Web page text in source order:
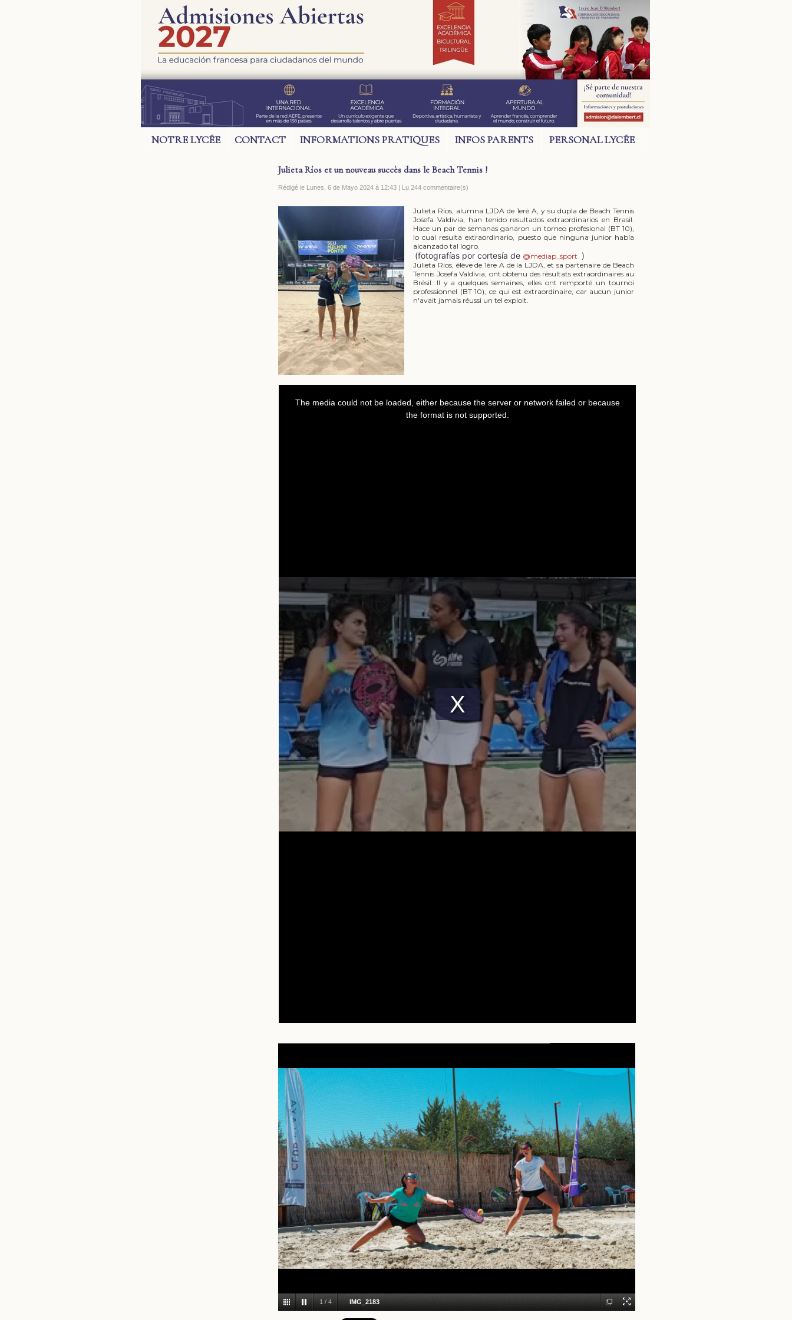
NOTRE LYCÉE CONTACT INFORMATIONS PRATIQUES INFOS PARENTS PERSONAL LYCÉE
Julieta Ríos et un nouveau succès dans le Beach Tennis !
Rédigé le Lunes, 6 de Mayo 2024 à 12:43 | Lu 244 commentaire(s)
Julieta Ríos, alumna LJDA de 1erè A, y su dupla de Beach Tennis
Josefa Valdivia, han tenido resultados extraordinarios en Brasil.
Hace un par de semanas ganaron un torneo profesional (BT 10),
lo cual resulta extraordinario, puesto que ninguna junior había
alcanzado tal logro.
(fotografías por cortesía de @mediap_sport )
Julieta Rios, élève de 1ère A de la LJDA, et sa partenaire de Beach
Tennis Josefa Valdivia, ont obtenu des résultats extraordinaires au
Brésil. Il y a quelques semaines, elles ont remporté un tournoi
professionnel (BT 10), ce qui est extraordinaire, car aucun junior
n'avait jamais réussi un tel exploit.
1 / 4 IMG_2183